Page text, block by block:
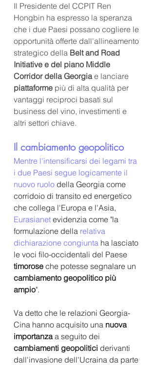
Il Presidente del CCPIT Ren
Hongbin ha espresso la speranza
che i due Paesi possano cogliere le
opportunità offerte dall'allineamento
strategico della Belt and Road
Initiative e del piano Middle
Corridor della Georgia e lanciare
piattaforme più di alta qualità per
vantaggi reciproci basati sul
business del vino, investimenti e
altri settori chiave.
Il cambiamento geopolitico
Mentre l'intensificarsi dei legami tra
i due Paesi segue logicamente il
nuovo ruolo della Georgia come
corridoio di transito ed energetico
che collega l'Europa e l'Asia,
Eurasianet evidenzia come "la
formulazione della relativa
dichiarazione congiunta ha lasciato
le voci filo-occidentali del Paese
timorose che potesse segnalare un
cambiamento geopolitico più
ampio".
Va detto che le relazioni Georgia-
Cina hanno acquisito una nuova
importanza a seguito dei
cambiamenti geopolitici derivanti
dall'invasione dell'Ucraina da parte